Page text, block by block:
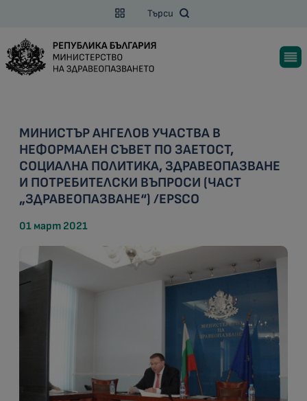
Търси
МИНИСТЪР АНГЕЛОВ УЧАСТВА В
НЕФОРМАЛЕН СЪВЕТ ПО ЗАЕТОСТ,
СОЦИАЛНА ПОЛИТИКА, ЗДРАВЕОПАЗВАНЕ
И ПОТРЕБИТЕЛСКИ ВЪПРОСИ (ЧАСТ
„ЗДРАВЕОПАЗВАНЕ“) /EPSCO
01 март 2021